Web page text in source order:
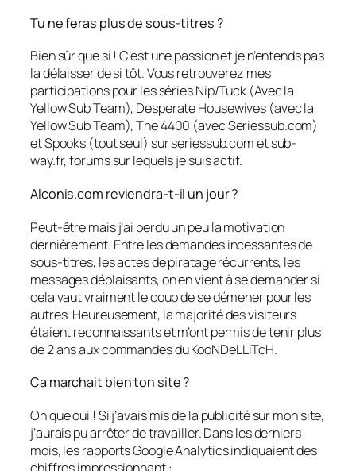
Tu ne feras plus de sous-titres ?
Bien sûr que si ! C’est une passion et je n’entends pas
la délaisser de si tôt. Vous retrouverez mes
participations pour les séries Nip/Tuck (Avec la
Yellow Sub Team), Desperate Housewives (avec la
Yellow Sub Team), The 4400 (avec Seriessub.com)
et Spooks (tout seul) sur seriessub.com et sub-
way.fr, forums sur lequels je suis actif.
Alconis.com reviendra-t-il un jour ?
Peut-être mais j’ai perdu un peu la motivation
dernièrement. Entre les demandes incessantes de
sous-titres, les actes de piratage récurrents, les
messages déplaisants, on en vient à se demander si
cela vaut vraiment le coup de se démener pour les
autres. Heureusement, la majorité des visiteurs
étaient reconnaissants et m’ont permis de tenir plus
de 2 ans aux commandes du KooNDeLLiTcH.
Ca marchait bien ton site ?
Oh que oui ! Si j’avais mis de la publicité sur mon site,
j’aurais pu arrêter de travailler. Dans les derniers
mois, les rapports Google Analytics indiquaient des